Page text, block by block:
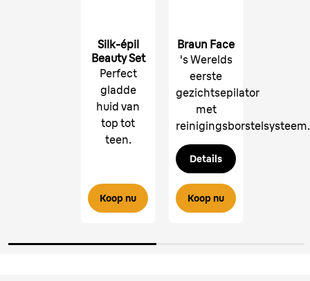
Silk-épil
Beauty Set
Perfect
gladde
huid van
top tot
teen.
Koop nu
Braun Face
's Werelds
eerste
gezichtsepilator
met
reinigingsborstelsysteem.
Details
Koop nu